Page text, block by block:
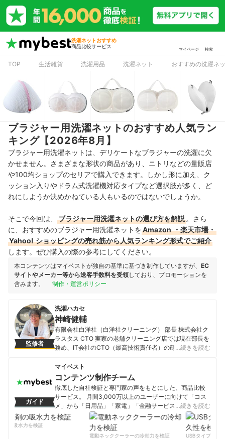
洗濯ネットおすすめ
商品比較サービス
マイページ 検索
TOP 生活雑貨 洗濯用品 洗濯ネット おすすめの洗濯ネ
ブラジャー用洗濯ネットのおすすめ人気ラン
キング【2026年8月】
ブラジャー用洗濯ネットは、デリケートなブラジャーの洗濯に欠
かせません。さまざまな形状の商品があり、ニトリなどの量販店
や100均ショップのセリアで購入できます。しかし形に加え、ク
ッション入りやドラム式洗濯機対応タイプなど選択肢が多く、ど
れにしようか決めかねている人もいるのではないでしょうか。
そこで今回は、 ブラジャー用洗濯ネットの選び方を解説 。さら
に、おすすめのブラジャー用洗濯ネットをAmazon ・楽天市場・
Yahoo! ショッピングの売れ筋から人気ランキング形式でご紹介
します。ぜひ購入の際の参考にしてください。
本コンテンツはマイベストが独自の基準に基づき制作していますが、 EC
サイトやメーカー等から送客手数料を受領しており、プロモーションを
含みます。
制作・運営ポリシー
監修者
洗濯ハカセ
神崎健輔
有限会社白洋社（白洋社クリーニング） 部長 株式会社ク
ラスタス CTO 実家の老舗クリーニング店では現在部長を
務め、IT会社のCTO（最高技術責任者）の顔も持つ。宅
し、全国から集配可能なクリーニング店の運営も行う。
「洗濯ハカセ」として雑誌やFacebook・ twitter・
instagram等のSNSなどで家庭向けの洗濯のアドバイスを
行い、勉強会を開催するなどして地域を盛り上げる活動
にも精力的に取り組んでいる。
神崎健輔のプロフィール
…続きを読む
ガイド
マイベスト
コンテンツ制作チーム
徹底した自社検証と専門家の声をもとにした、商品比較
サービス。 月間3,000万以上のユーザーに向けて「コス
メ」から「日用品」「家電」「金融サービス」まで、ベ
ストな商品を選んでもらうために、毎日コンテンツを制
コンテンツ制作チームのプロフィール
…続きを読む
の吸水力を検証
電動ネッククーラーの冷却力を検証
USBタイプCケー